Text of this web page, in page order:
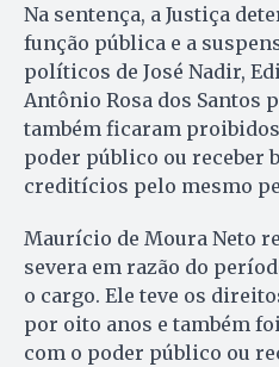
Na sentença, a Justiça
função pública e a
políticos de José Nadir,
Antônio Rosa dos Santos
também ficaram
poder público ou receber
creditícios pelo mesmo
Maurício de Moura Neto
severa em razão do
o cargo. Ele teve os
por oito anos e também
com o poder público ou